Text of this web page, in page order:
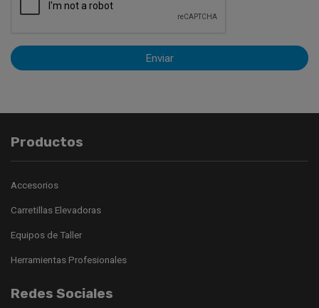
Enviar
Productos
Accesorios
Carretillas Elevadoras
Equipos de Taller
Herramientas Profesionales
Redes Sociales